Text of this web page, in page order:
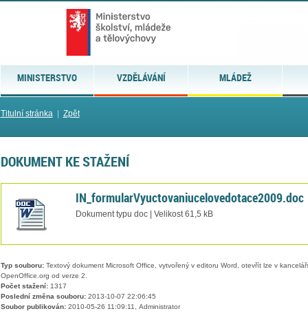
MINISTERSTVO VZDĚLÁVÁNÍ MLÁDEŽ
Titulní stránka| Zpět
DOKUMENT KE STAŽENÍ
IN_formularVyuctovaniucelovedotace2009.doc
Dokument typu doc | Velikost 61,5 kB
Typ souboru:Textový dokument Microsoft Office, vytvořený v editoru Word, otevřít lze v
OpenOffice.org od verze 2.
Počet stažení:1317
Poslední změna souboru:2013-10-07 22:06:45
Soubor publikován:2010-05-26 11:09:11, Administrator